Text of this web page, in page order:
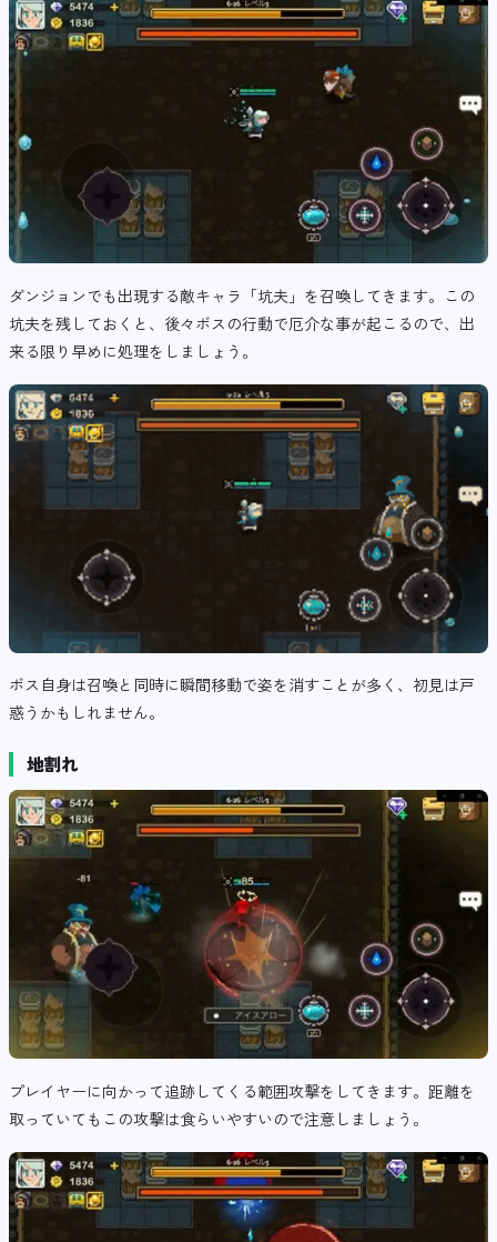
ダンジョンでも出現する敵キャラ「坑夫」を召喚してきます。この
坑夫を残しておくと、後々ボスの行動で厄介な事が起こるので、出
来る限り早めに処理をしましょう。
ボス自身は召喚と同時に瞬間移動で姿を消すことが多く、初見は戸
惑うかもしれません。
地割れ
プレイヤーに向かって追跡してくる範囲攻撃をしてきます。距離を
取っていてもこの攻撃は食らいやすいので注意しましょう。